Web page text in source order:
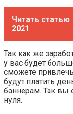
Читать статью
2021
Так как же
у вас будет
сможете
будут платить
баннерам. Так вы
нуля.